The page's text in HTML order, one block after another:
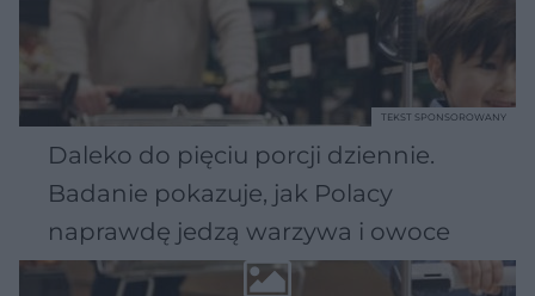
Daleko do pięciu porcji dziennie.
Badanie pokazuje, jak Polacy
naprawdę jedzą warzywa i owoce
TEKST SPONSOROWANY